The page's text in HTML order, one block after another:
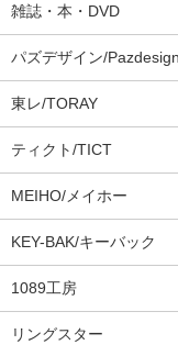
雑誌・本・DVD
パズデザイン/Pazdesign
東レ/TORAY
ティクト/TICT
MEIHO/メイホー
KEY-BAK/キーバック
1089工房
リングスター